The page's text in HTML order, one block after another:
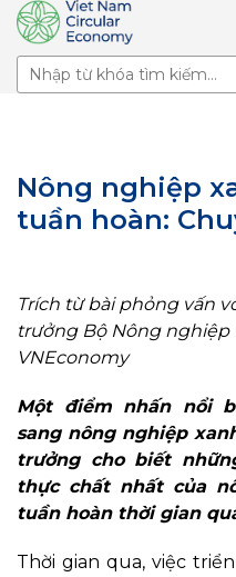
Nông nghiệp
tuần hoàn:
Trích từ bài phỏng vấn
trưởng Bộ Nông nghiệp
VNEconomy
Một điểm nhấn nổi
sang nông nghiệp
trưởng cho biết
thực chất nhất của
tuần hoàn thời gian
Thời gian qua, việc